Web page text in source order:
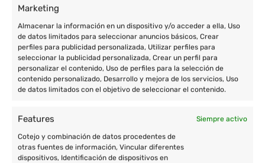
Marketing
Almacenar la información en un dispositivo y/o acceder a ella, Uso
de datos limitados para seleccionar anuncios básicos, Crear
perfiles para publicidad personalizada, Utilizar perfiles para
seleccionar la publicidad personalizada, Crear un perfil para
personalizar el contenido, Uso de perfiles para la selección de
contenido personalizado, Desarrollo y mejora de los servicios, Uso
de datos limitados con el objetivo de seleccionar el contenido.
Features Siempre activo
Cotejo y combinación de datos procedentes de
otras fuentes de información, Vincular diferentes
dispositivos, Identificación de dispositivos en